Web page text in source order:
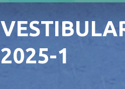
2025-1